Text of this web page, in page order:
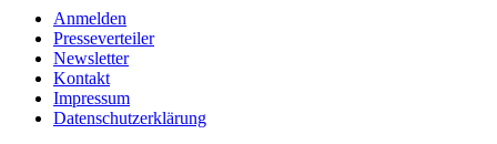
Anmelden
Presseverteiler
Newsletter
Kontakt
Impressum
Datenschutzerklärung